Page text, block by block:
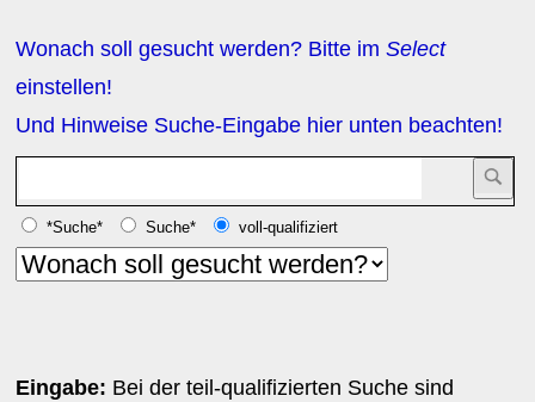
Wonach soll gesucht werden? Bitte imSelect
einstellen!
Und Hinweise Suche-Eingabe hier unten beachten!
*Suche* Suche* voll-qualifiziert
Eingabe: Bei der teil-qualifizierten Suche sind